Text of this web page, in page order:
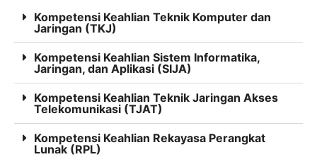
Kompetensi Keahlian Teknik Komputer dan
Jaringan (TKJ)
Kompetensi Keahlian Sistem Informatika,
Jaringan, dan Aplikasi (SIJA)
Kompetensi Keahlian Teknik Jaringan Akses
Telekomunikasi (TJAT)
Kompetensi Keahlian Rekayasa Perangkat
Lunak (RPL)